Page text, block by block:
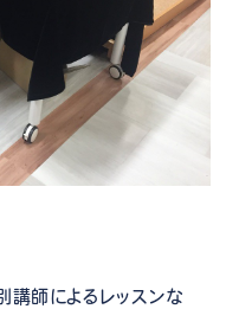
講師によるレッスンな